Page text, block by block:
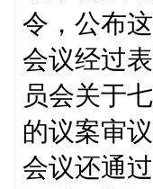
令，公布
会议经过
员会关于
的议案审
会议还通